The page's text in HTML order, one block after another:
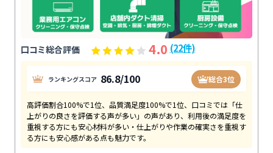
口コミ総合評価 4.0 (22件)
ランキングスコア 86.8/100 総合3位
高評価割合100%で1位、品質満足度100%で1位、口コミでは「仕
上がりの良さを評価する声が多い」の声があり、利用後の満足度を
重視する方にも安心材料が多い・仕上がりや作業の確実さを重視す
る方にも安心感がある点も魅力です。